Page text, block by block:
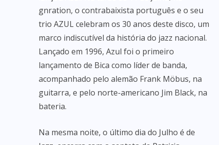
gnration, o contrabaixista português e o seu
trio AZUL celebram os 30 anos deste disco, um
marco indiscutível da história do jazz nacional.
Lançado em 1996, Azul foi o primeiro
lançamento de Bica como líder de banda,
acompanhado pelo alemão Frank Möbus, na
guitarra, e pelo norte-americano Jim Black, na
bateria.
Na mesma noite, o último dia do Julho é de